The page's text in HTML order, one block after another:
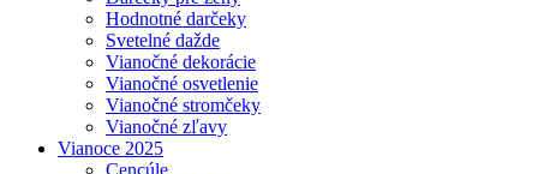
Hodnotné darčeky
Svetelné dažde
Vianočné dekorácie
Vianočné osvetlenie
Vianočné stromčeky
Vianočné zľavy
Vianoce 2025
Cencúle